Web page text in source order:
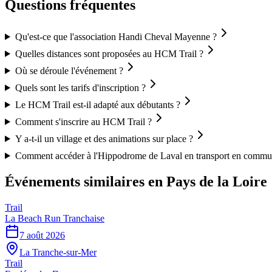
Questions fréquentes
Qu'est-ce que l'association Handi Cheval Mayenne ?
Quelles distances sont proposées au HCM Trail ?
Où se déroule l'événement ?
Quels sont les tarifs d'inscription ?
Le HCM Trail est-il adapté aux débutants ?
Comment s'inscrire au HCM Trail ?
Y a-t-il un village et des animations sur place ?
Comment accéder à l'Hippodrome de Laval en transport en
Événements similaires en Pays de la Loire
Trail
La Beach Run Tranchaise
7 août 2026
La Tranche-sur-Mer
Trail